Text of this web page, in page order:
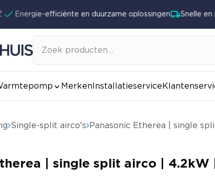
Energie-efficiënte en duurzame oplossingen Snelle en
naar:
Merken Installatieservice
Single-split airco's Panasonic Etherea | single
| single split airco |